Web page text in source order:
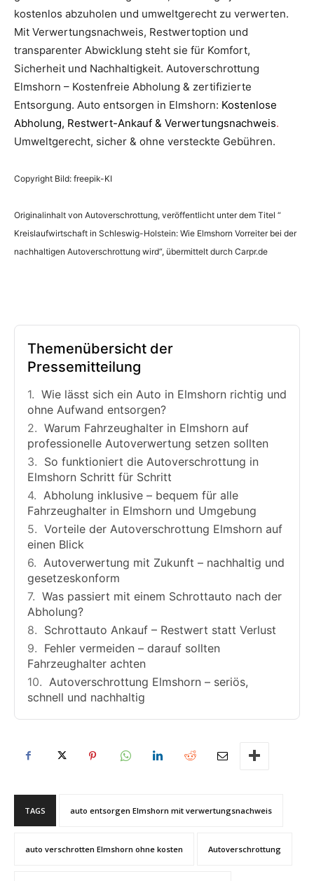
kostenlos abzuholen und umweltgerecht zu verwerten.
Mit Verwertungsnachweis, Restwertoption und
transparenter Abwicklung steht sie für Komfort,
Sicherheit und Nachhaltigkeit. Autoverschrottung
Elmshorn – Kostenfreie Abholung & zertifizierte
Entsorgung. Auto entsorgen in Elmshorn: Kostenlose
Abholung, Restwert-Ankauf & Verwertungsnachweis.
Umweltgerecht, sicher & ohne versteckte Gebühren.
Copyright Bild: freepik-KI
Originalinhalt von Autoverschrottung, veröffentlicht unter dem Titel “
Kreislaufwirtschaft in Schleswig-Holstein: Wie Elmshorn Vorreiter bei der
nachhaltigen Autoverschrottung wird“, übermittelt durch Carpr.de
Themenübersicht der
Pressemitteilung
Wie lässt sich ein Auto in Elmshorn richtig und
ohne Aufwand entsorgen?
Warum Fahrzeughalter in Elmshorn auf
professionelle Autoverwertung setzen sollten
So funktioniert die Autoverschrottung in
Elmshorn Schritt für Schritt
Abholung inklusive – bequem für alle
Fahrzeughalter in Elmshorn und Umgebung
Vorteile der Autoverschrottung Elmshorn auf
einen Blick
Autoverwertung mit Zukunft – nachhaltig und
gesetzeskonform
Was passiert mit einem Schrottauto nach der
Abholung?
Schrottauto Ankauf – Restwert statt Verlust
Fehler vermeiden – darauf sollten
Fahrzeughalter achten
Autoverschrottung Elmshorn – seriös,
schnell und nachhaltig
TAGS auto entsorgen Elmshorn mit verwertungsnachweis
auto verschrotten Elmshorn ohne kosten Autoverschrottung